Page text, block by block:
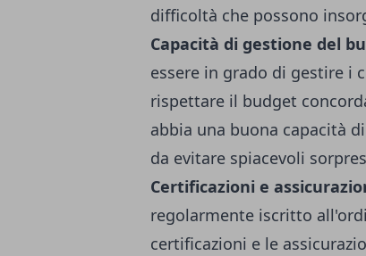
difficoltà che possono
Capacità di gestione del
essere in grado di gestire i
rispettare il budget
abbia una buona capacità
da evitare spiacevoli
Certificazioni e
regolarmente iscritto
certificazioni e le